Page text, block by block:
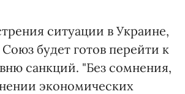
ситуации в Украине,
будет готов перейти к
санкций. "Без сомнения,
экономических